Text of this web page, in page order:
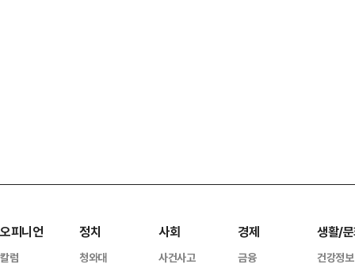
오피니언
칼럼
정치
청와대
사회
사건사고
경제
금융
생활/
건강정보